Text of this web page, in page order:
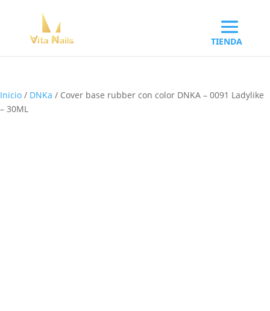
Inicio / DNKa / Cover base rubber con color DNKA – 0091 Ladylike
– 30ML